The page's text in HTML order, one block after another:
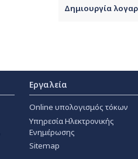
Δημιουργία
Εργαλεία
Online υπολογισμός τόκων
Υπηρεσία Ηλεκτρονικής
Ενημέρωσης
Sitemap